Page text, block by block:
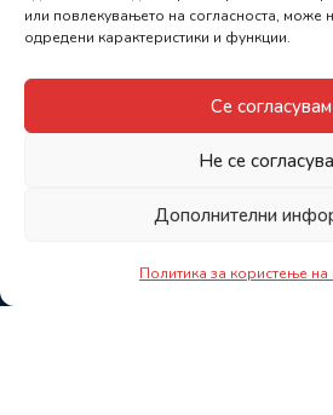
или повлекувањето на согласноста, може
одредени карактеристики и функции.
Се согласувам
Не се
Дополнителни
Политика за користење